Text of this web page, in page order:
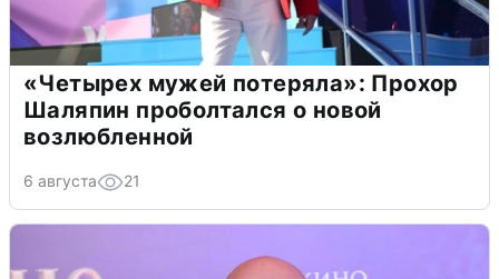
«Четырех мужей потеряла»: Прохор
Шаляпин проболтался о новой
возлюбленной
6 августа 21